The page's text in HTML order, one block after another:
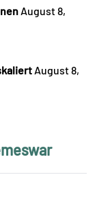
August 8,
August 8,